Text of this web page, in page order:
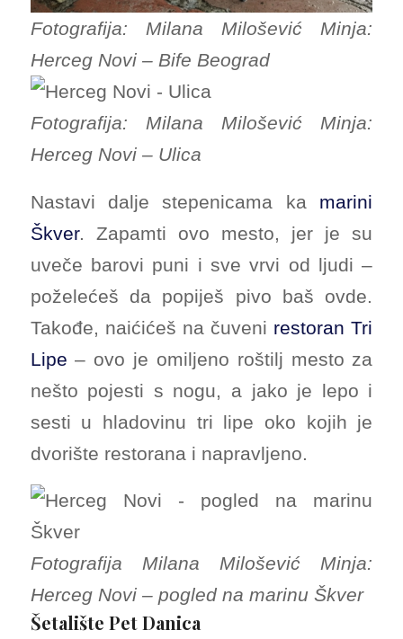
Fotografija: Milana Milošević Minja:
Herceg Novi – Bife Beograd
Fotografija: Milana Milošević Minja:
Herceg Novi – Ulica
Nastavi dalje stepenicama ka marini
Škver. Zapamti ovo mesto, jer je su
uveče barovi puni i sve vrvi od ljudi –
poželećeš da popiješ pivo baš ovde.
Takođe, naićićeš na čuveni restoran Tri
Lipe – ovo je omiljeno roštilj mesto za
nešto pojesti s nogu, a jako je lepo i
sesti u hladovinu tri lipe oko kojih je
dvorište restorana i napravljeno.
Fotografija Milana Milošević Minja:
Herceg Novi – pogled na marinu Škver
Šetalište Pet Danica